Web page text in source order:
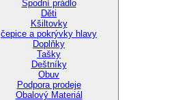
Spodní prádlo
Děti
Kšiltovky
čepice a pokrývky hlavy
Doplňky
Tašky
Deštníky
Obuv
Podpora prodeje
Obalový Materiál